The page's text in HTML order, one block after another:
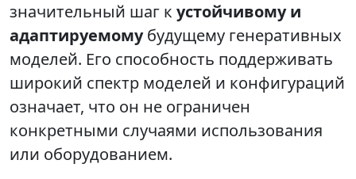
значительный шаг к устойчивому и
адаптируемомубудущему генеративных
моделей. Его способность поддерживать
широкий спектр моделей и конфигураций
означает, что он не ограничен
конкретными случаями использования
или оборудованием.